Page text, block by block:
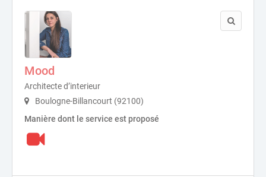
Mood
Architecte d’interieur
Boulogne-Billancourt (92100)
Manière dont le service est proposé